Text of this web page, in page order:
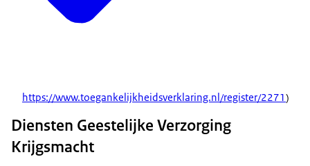
https://www.toegankelijkheidsverklaring.nl/register/2271)
Diensten Geestelijke Verzorging
Krijgsmacht